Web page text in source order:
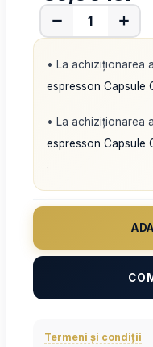
• La achiziționarea
espresson Capsule
• La achiziționarea
espresson Capsule
.
Termeni și condiții